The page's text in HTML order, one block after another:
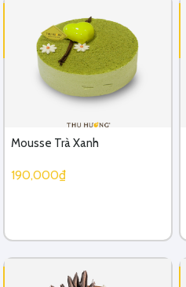
Mousse Trà Xanh
190,000₫